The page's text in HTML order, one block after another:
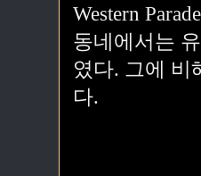
Western
동네에서는
였다. 그에 비
다.